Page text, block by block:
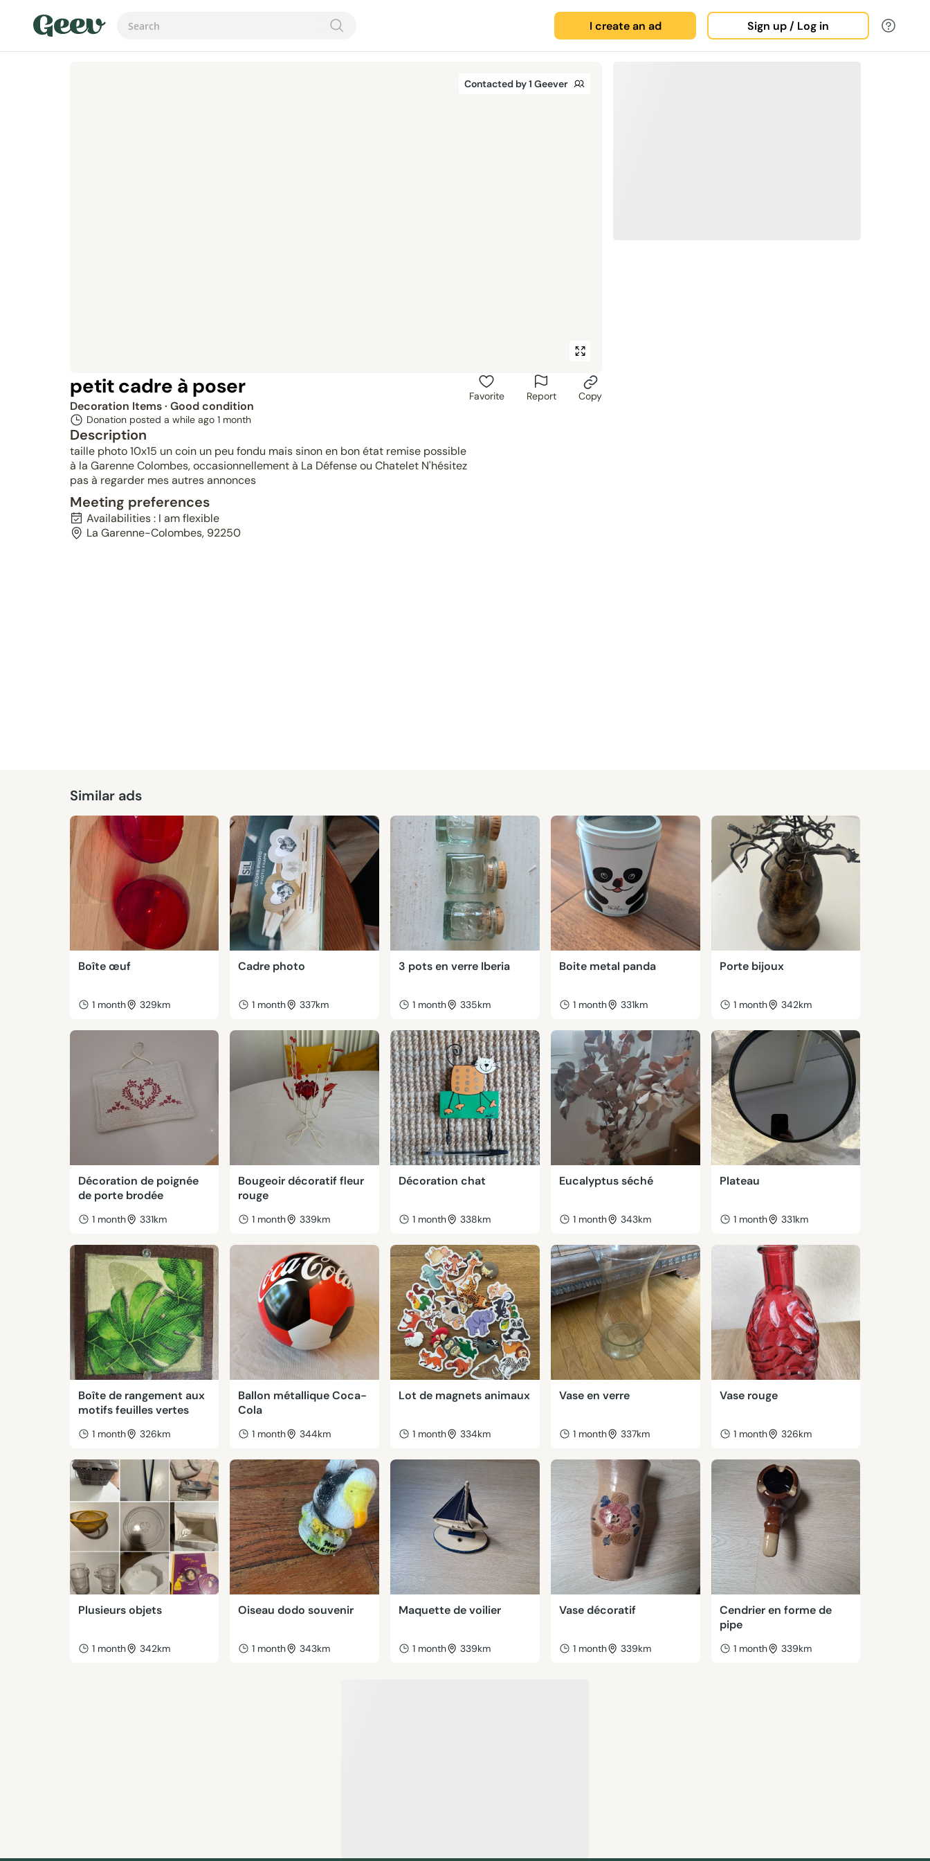
I create an ad Sign up / Log in
Contacted by 1 Geever
petit cadre à poser
Decoration Items· Good condition
Donation posted a while ago 1 month
Description
taille photo 10x15 un coin un peu fondu mais sinon en bon état remise possible
à la Garenne Colombes, occasionnellement à La Défense ou Chatelet N'hésitez
pas à regarder mes autres annonces
Favorite Report Copy
Meeting preferences
Availabilities : I am flexible
La Garenne-Colombes, 92250
Similar ads
Boîte œuf
1 month 329km
Cadre photo
1 month 337km
3 pots en verre Iberia
1 month 335km
Boite metal panda
1 month 331km
Porte bijoux
1 month 342km
Décoration de poignée
de porte brodée
1 month 331km
Bougeoir décoratif fleur
rouge
1 month 339km
Décoration chat
1 month 338km
Eucalyptus séché
1 month 343km
Plateau
1 month 331km
Boîte de rangement aux
motifs feuilles vertes
1 month 326km
Ballon métallique Coca-
Cola
1 month 344km
Lot de magnets animaux
1 month 334km
Vase en verre
1 month 337km
Vase rouge
1 month 326km
Plusieurs objets
1 month 342km
Oiseau dodo souvenir
1 month 343km
Maquette de voilier
1 month 339km
Vase décoratif
1 month 339km
Cendrier en forme de
pipe
1 month 339km